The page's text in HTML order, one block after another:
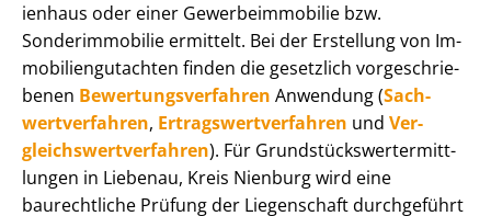
i­en­haus oder einer Ge­wer­be­im­mo­bi­lie bzw.
Sonderimmobilie ermittelt. Bei der Erstellung von Im­
mo­bi­li­en­gut­ach­ten finden die gesetzlich vor­ge­schrie­
be­nen Be­wer­tungs­ver­fah­ren Anwendung (Sach­
wert­ver­fah­ren, Er­trags­wert­ver­fah­ren und Ver­
gleichs­wert­ver­fah­ren). Für Grund­stücks­wert­ermitt­
lun­gen in Liebenau, Kreis Nienburg wird eine
baurechtliche Prüfung der Liegenschaft durchgeführt